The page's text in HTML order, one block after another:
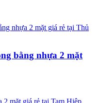
bằng nhựa 2 mặt